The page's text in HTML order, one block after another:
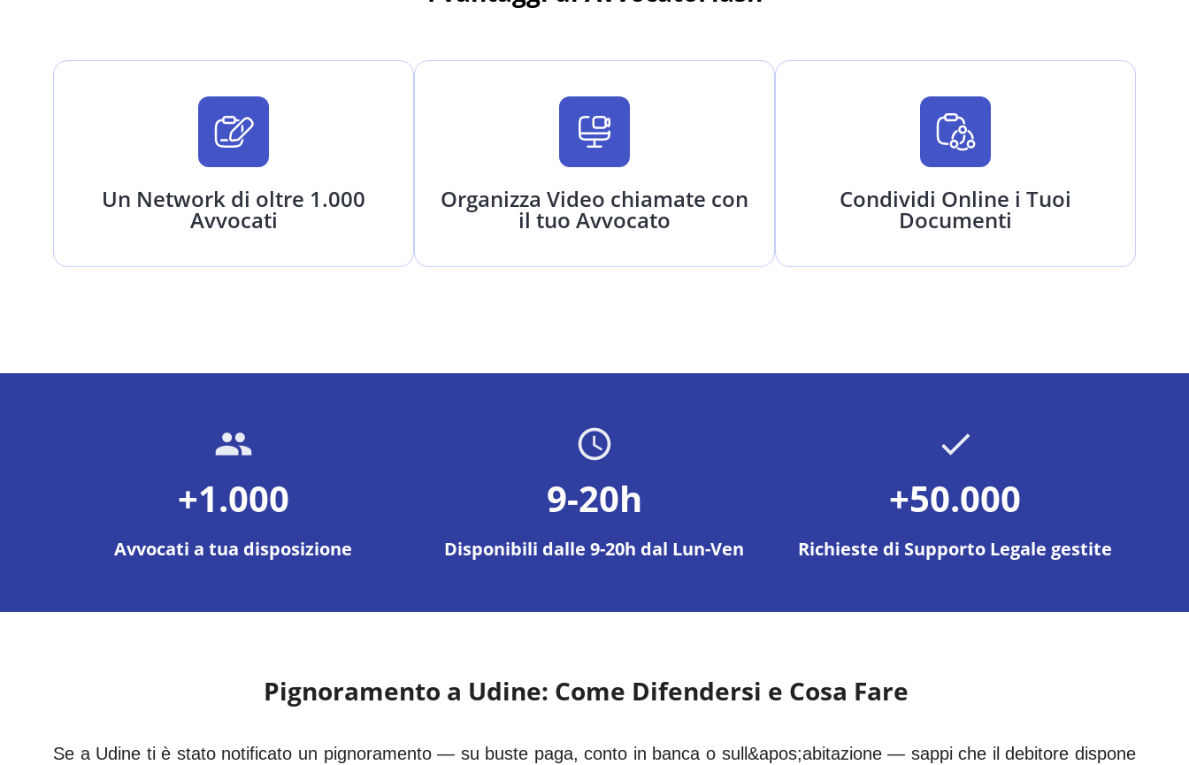
Un Network di oltre 1.000
Avvocati
Organizza Video chiamate con
il tuo Avvocato
Condividi Online i Tuoi
Documenti
+1.000
Avvocati a tua disposizione
9-20h
Disponibili dalle 9-20h dal Lun-Ven
+50.000
Richieste di Supporto Legale gestite
Pignoramento a Udine: Come Difendersi e Cosa Fare
Se a Udine ti è stato notificato un pignoramento — su buste paga, conto in banca o sull&apos;abitazione — sappi che il debitore dispone